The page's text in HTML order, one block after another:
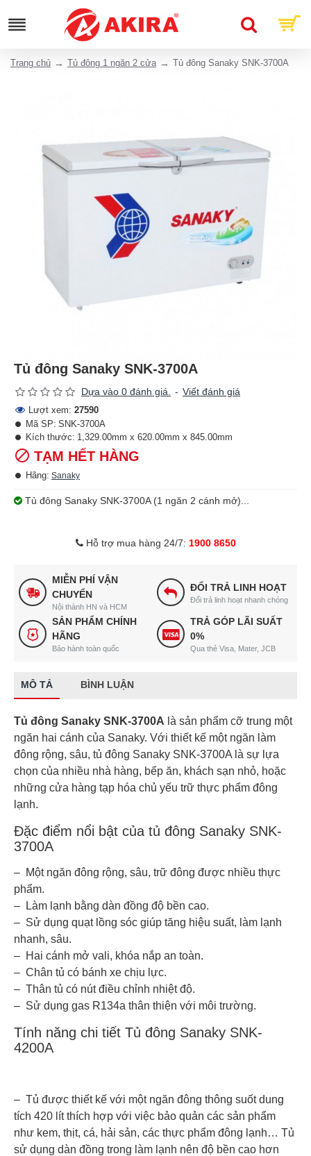
Trang chủ Tủ đông 1 ngăn 2 cửa Tủ đông Sanaky SNK-3700A
Tủ đông Sanaky SNK-3700A
Dựa vào 0 đánh giá. - Viết đánh giá
Lượt xem: 27590
TẠM HẾT HÀNG
Hãng: Sanaky
Mã SP: SNK-3700A
Kích thước: 1,329.00mm x 620.00mm x 845.00mm
Tủ đông Sanaky SNK-3700A (1 ngăn 2 cánh mở)...
Hỗ trợ mua hàng 24/7: 1900 8650
MIỄN PHÍ VẬN
CHUYỂN
Nội thành HN và HCM
ĐỔI TRẢ LINH HOẠT
Đổi trả linh hoạt nhanh chóng
SẢN PHẨM CHÍNH
HÃNG
Bảo hành toàn quốc
TRẢ GÓP LÃI SUẤT
0%
Qua thẻ Visa, Mater, JCB
MÔ TẢ BÌNH LUẬN
Tủ đông Sanaky SNK-3700A là sản phẩm cỡ trung một
ngăn hai cánh của Sanaky. Với thiết kế một ngăn làm
đông rộng, sâu, tủ đông Sanaky SNK-3700A là sự lựa
chọn của nhiều nhà hàng, bếp ăn, khách sạn nhỏ, hoặc
những cửa hàng tạp hóa chủ yếu trữ thực phẩm đông
lạnh.
Đặc điểm nổi bật của tủ đông Sanaky SNK-
3700A
– Một ngăn đông rộng, sâu, trữ đông được nhiều thực
phẩm.
– Làm lạnh bằng dàn đồng độ bền cao.
– Sử dụng quạt lồng sóc giúp tăng hiệu suất, làm lạnh
nhanh, sâu.
– Hai cánh mở vali, khóa nắp an toàn.
– Chân tủ có bánh xe chịu lực.
– Thân tủ có nút điều chỉnh nhiệt độ.
– Sử dụng gas R134a thân thiện với môi trường.
Tính năng chi tiết Tủ đông Sanaky SNK-
4200A
– Tủ được thiết kế với một ngăn đông thông suốt dung
tích 420 lít thích hợp với việc bảo quản các sản phẩm
như kem, thịt, cá, hải sản, các thực phẩm đông lạnh… Tủ
sử dụng dàn đồng trong làm lạnh nên độ bền cao hơn